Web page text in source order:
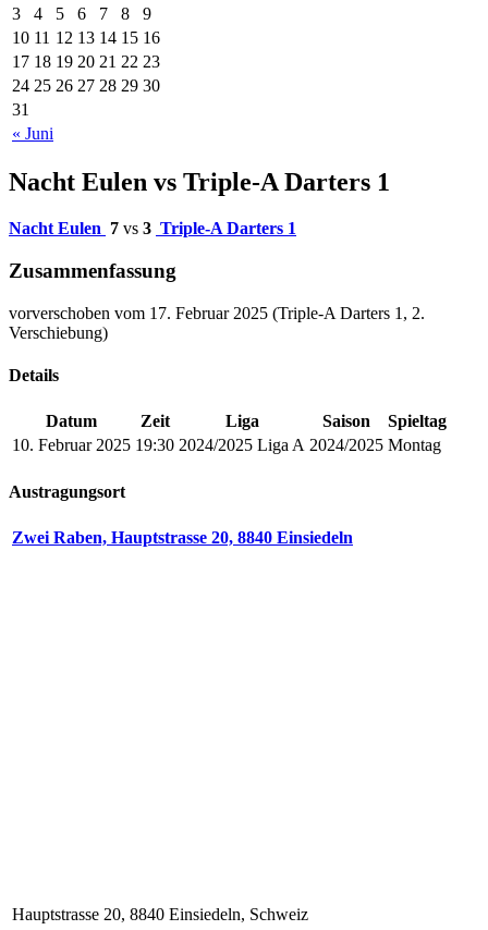
« Juni
3
4 5 6 7 8
9
10 11 12 13 14 15 16
17 18 19 20 21 22 23
24 25 26 27 28 29 30
31
Nacht Eulen vs Triple-A Darters 1
Nacht Eulen 7 vs 3 Triple-A Darters 1
Zusammenfassung
vorverschoben vom 17. Februar 2025 (Triple-A Darters 1, 2.
Verschiebung)
Details
Datum Zeit Liga Saison
Spieltag
10. Februar 2025 19:30 2024/2025 Liga A 2024/2025 Montag
Austragungsort
Zwei Raben, Hauptstrasse 20, 8840 Einsiedeln
Hauptstrasse 20, 8840 Einsiedeln, Schweiz